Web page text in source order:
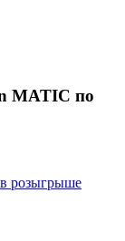
MATIC по
в розыгрыше